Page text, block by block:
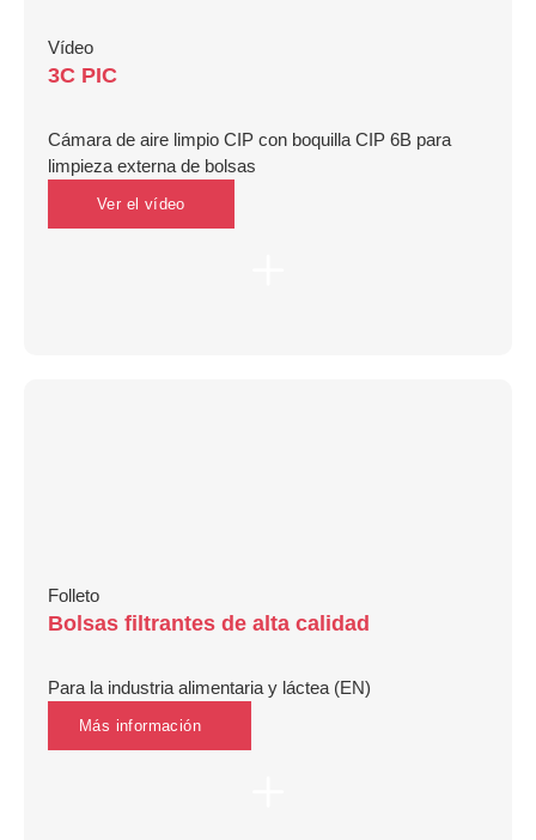
Vídeo
3C PIC
Cámara de aire limpio CIP con boquilla CIP 6B para
limpieza externa de bolsas
Ver el vídeo
Folleto
Bolsas filtrantes de alta calidad
Para la industria alimentaria y láctea (EN)
Más información